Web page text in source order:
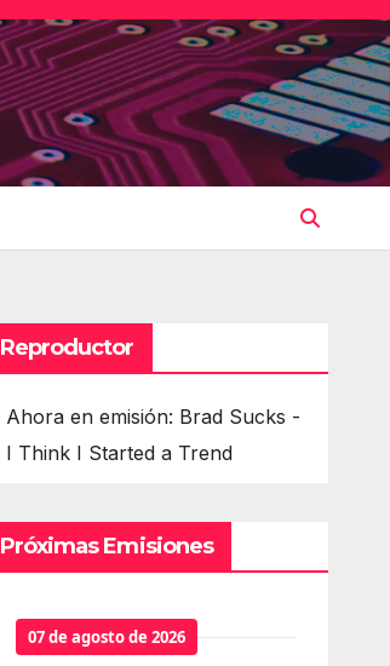
Reproductor
Ahora en emisión: Brad Sucks -
I Think I Started a Trend
Próximas Emisiones